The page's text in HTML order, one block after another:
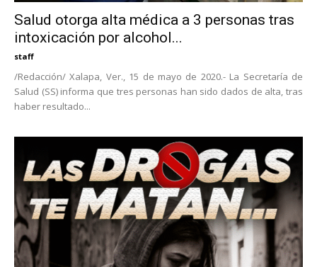
Salud otorga alta médica a 3 personas tras
intoxicación por alcohol...
staff
/Redacción/ Xalapa, Ver., 15 de mayo de 2020.- La Secretaría de
Salud (SS) informa que tres personas han sido dados de alta, tras
haber resultado...